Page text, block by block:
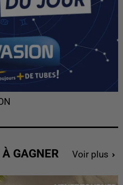
GAGNER Voir plus